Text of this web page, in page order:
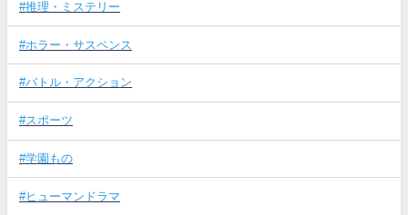
#推理・ミステリー
#ホラー・サスペンス
#バトル・アクション
#スポーツ
#学園もの
#ヒューマンドラマ